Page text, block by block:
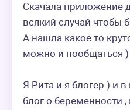
Скачала приложение
всякий случай чтобы
А нашла какое то
можно и пообщаться )
Я Рита и я блогер ) и
блог о беременности ,